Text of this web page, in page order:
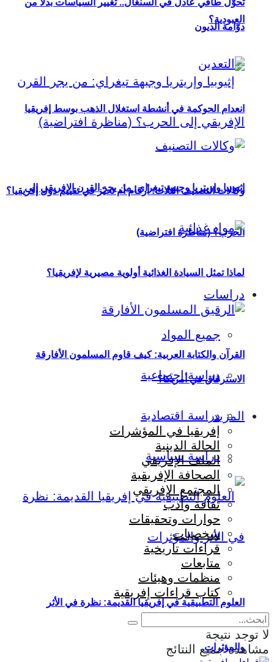
العبودية؟
إثيوبيا وإريتريا وجبهة تيغراي: من يجر القرن الإفريقي إلى
الحرب؟ (مناظرة افتراضية)
دراسات
جميع المواد
دراسة اجتماعية
دراسة اقتصادية
دراسة سياسية
العلوم التطبيقية في إفريقيا القديمة: نظرة في الأثر
والمؤثرات
تحوُّل طاقي عادل في السنغال.. تغيير السياسات بدلاً من
دوّامة الديون
انعدام الحوكمة في أنشطة استغلال الذهب بوسط إفريقيا
وكالات التصنيف الثلاث: أرقام أم تحيّز في تقييم دول إفريقيا؟
لماذا تمثل السيادة الغذائية أولوية مصيرية لإفريقيا؟
القرآن والكتابة العربية: كيف قاوم المسلمون الأفارقة
الاسترقاق في أمريكا؟
المزيد
إفريقيا في المؤشرات
الحالة الدينية
الملف الإفريقي
الصحافة الإفريقية
المجتمع الإفريقي
ثقافة وأدب
حوارات وتحقيقات
شخصيات
قراءات تاريخية
متابعات
منظمات وهيئات
كتاب قراءات إفريقية
لا توجد نتيجة
مشاهدة جميع النتائج